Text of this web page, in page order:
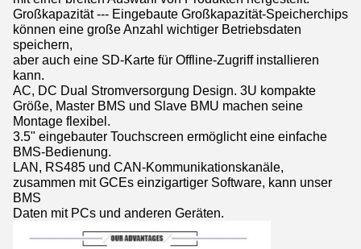
Großkapazität --- Eingebaute Großkapazität-Speicherchips
können eine große Anzahl wichtiger Betriebsdaten
speichern,
aber auch eine SD-Karte für Offline-Zugriff installieren
kann.
AC, DC Dual Stromversorgung Design. 3U kompakte
Größe, Master BMS und Slave BMU machen seine
Montage flexibel.
3.5" eingebauter Touchscreen ermöglicht eine einfache
BMS-Bedienung.
LAN, RS485 und CAN-Kommunikationskanäle,
zusammen mit GCEs einzigartiger Software, kann unser
BMS
Daten mit PCs und anderen Geräten.